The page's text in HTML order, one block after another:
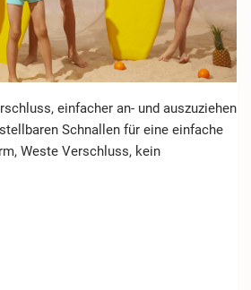
einfacher an- und auszuziehen
Schnallen für eine einfache
Weste Verschluss, kein